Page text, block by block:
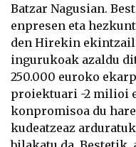
Batzar Nagusian.
enpresen eta
den Hirekin
ingurukoak azaldu
250.000 euroko
proiektuari -2 milioi
konpromisoa du
kudeatzeaz